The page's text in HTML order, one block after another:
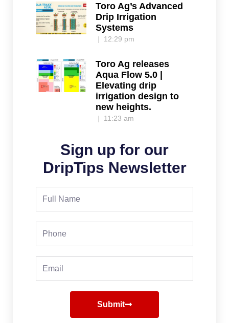
Toro Ag’s Advanced
Drip Irrigation
Systems
12:29 pm
Toro Ag releases
Aqua Flow 5.0 |
Elevating drip
irrigation design to
new heights.
11:23 am
Sign up for our
DripTips Newsletter
Full
Phone
Email
Submit